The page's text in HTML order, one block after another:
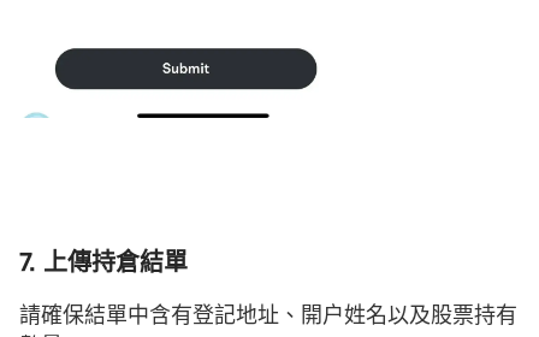
7. 上傳持倉結單
請確保結單中含有登記地址、開户姓名以及股票持有